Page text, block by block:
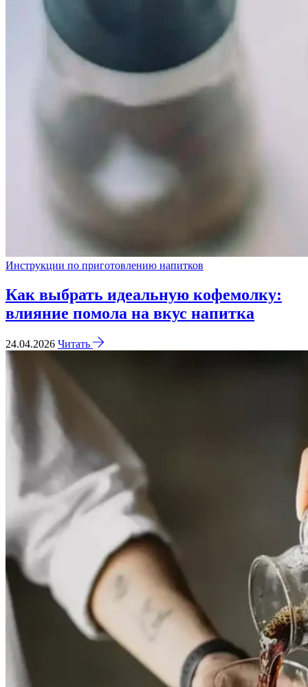
Инструкции по приготовлению напитков
Как выбрать идеальную кофемолку:
влияние помола на вкус напитка
24.04.2026 Читать